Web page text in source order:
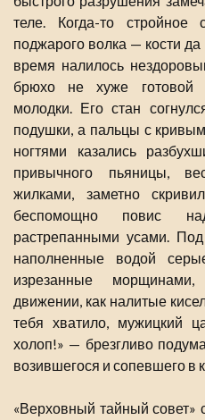
теле. Когда-то стройное
поджарого волка — кости
время налилось
брюхо не хуже готовой
молодки. Его стан
подушки, а пальцы с
ногтями казались
привычного пьяницы,
жилками, заметно
беспомощно повис
растрепанными усами.
наполненные водой
изрезанные
движении, как налитые
тебя хватило, мужицкий
холоп!» — брезгливо
возившегося и сопевшего в
«Верховный тайный совет»